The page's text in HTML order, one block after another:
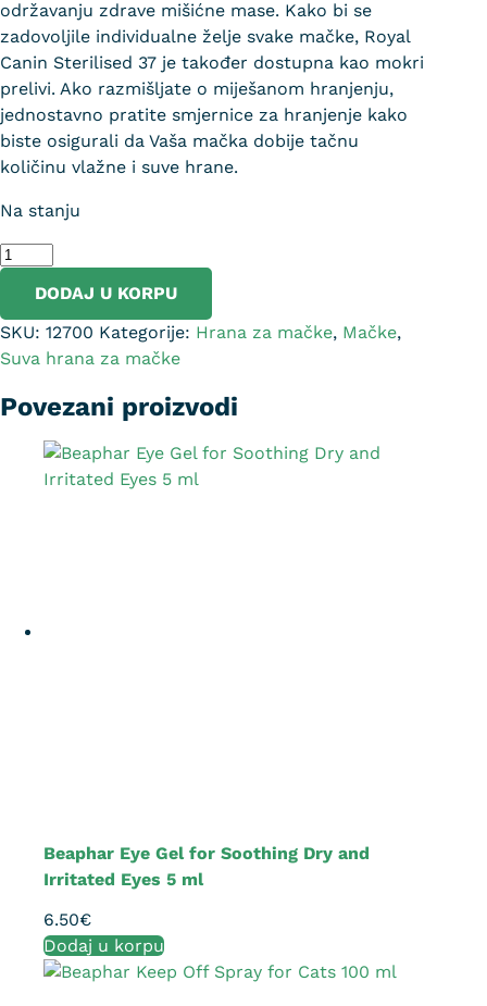
održavanju zdrave mišićne mase. Kako bi se
zadovoljile individualne želje svake mačke, Royal
Canin Sterilised 37 je također dostupna kao mokri
prelivi. Ako razmišljate o miješanom hranjenju,
jednostavno pratite smjernice za hranjenje kako
biste osigurali da Vaša mačka dobije tačnu
količinu vlažne i suve hrane.
Na stanju
DODAJ U KORPU
SKU: 12700 Kategorije: Hrana za mačke, Mačke,
Suva hrana za mačke
Povezani proizvodi
Beaphar Eye Gel for Soothing Dry and
Irritated Eyes 5 ml
6.50€
Dodaj u korpu